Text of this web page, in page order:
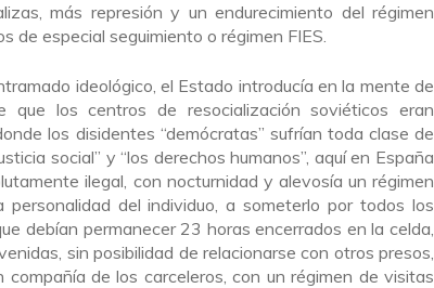
más represión y un endurecimiento del régimen
de especial seguimiento o régimen FIES.
ideológico, el Estado introducía en la mente de
que los centros de resocialización soviéticos eran
los disidentes “demócratas” sufrían toda clase de
social” y “los derechos humanos”, aquí en España
ilegal, con nocturnidad y alevosía un régimen
del individuo, a someterlo por todos los
debían permanecer 23 horas encerrados en la celda,
sin posibilidad de relacionarse con otros presos,
de los carceleros, con un régimen de visitas